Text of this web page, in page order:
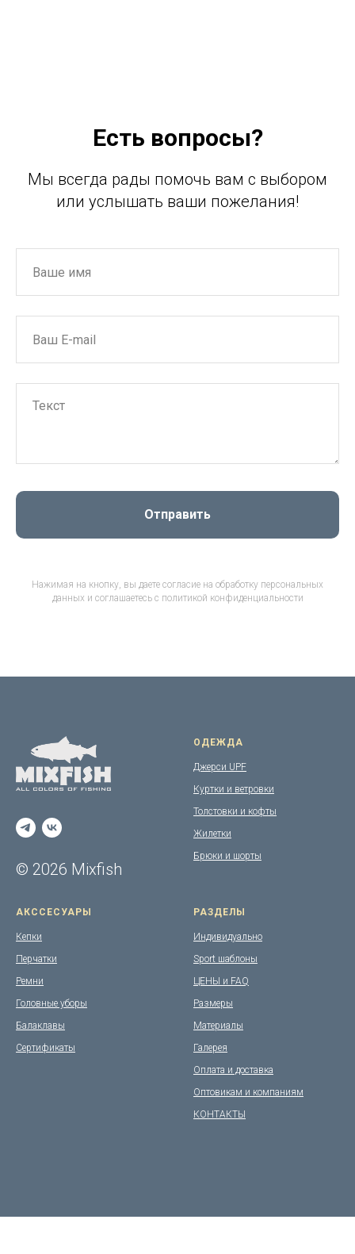
Есть вопросы?
Мы всегда рады помочь вам с выбором
или услышать ваши пожелания!
Отправить
Нажимая на кнопку, вы даете согласие на обработку персональных
данных и соглашаетесь c политикой конфиденциальности
© 2026 Mixfish
ОДЕЖДА
Джерси UPF
Куртки и ветровки
Толстовки и кофты
Жилетки
Брюки и шорты
АКССЕСУАРЫ
Кепки
Перчатки
Ремни
Головные уборы
Балаклавы
Сертификаты
РАЗДЕЛЫ
Индивидуально
Sport шаблоны
ЦЕНЫ и FAQ
Размеры
Материалы
Галерея
Оплата и доставка
Оптовикам и компаниям
КОНТАКТЫ